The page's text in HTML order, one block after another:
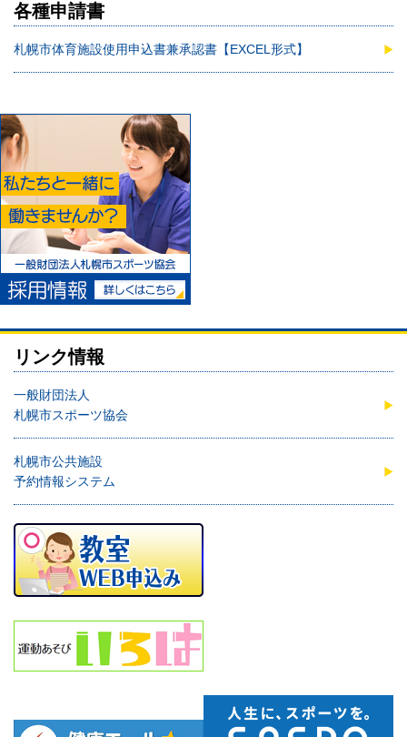
各種申請書
札幌市体育施設使用申込書兼承認書【EXCEL形式】
リンク情報
一般財団法人
札幌市スポーツ協会
札幌市公共施設
予約情報システム